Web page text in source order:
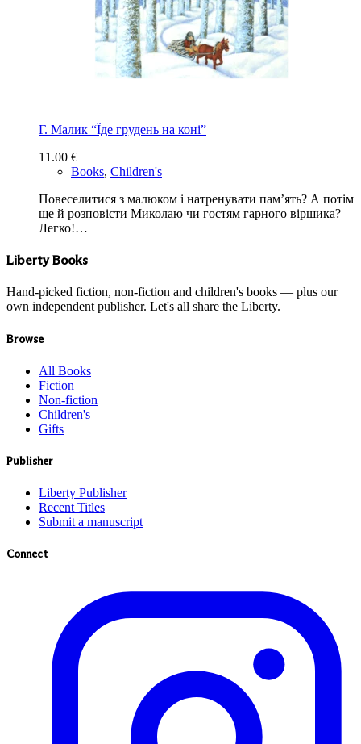
Г. Малик “Їде грудень на коні”
11.00 €
Books, Children's
Повеселитися з малюком і натренувати пам’ять? А потім
ще й розповісти Миколаю чи гостям гарного віршика?
Легко!…
Liberty Books
Hand-picked fiction, non-fiction and children's books — plus our
own independent publisher. Let's all share the Liberty.
Browse
All Books
Fiction
Non-fiction
Children's
Gifts
Publisher
Liberty Publisher
Recent Titles
Submit a manuscript
Connect